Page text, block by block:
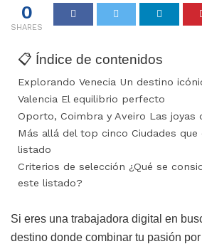
0
SHARES
📋 Índice de contenidos
Explorando Venecia Un destino
Valencia El equilibrio perfecto
Oporto, Coimbra y Aveiro Las joyas
Más allá del top cinco Ciudades
listado
Criterios de selección ¿Qué se
este listado?
Si eres una trabajadora digital en
destino donde combinar tu pasión